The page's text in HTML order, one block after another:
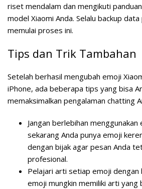
riset mendalam dan mengikuti
model Xiaomi Anda. Selalu backup
memulai proses ini.
Tips dan Trik Tambahan
Setelah berhasil mengubah emoji
iPhone, ada beberapa tips yang bisa
memaksimalkan pengalaman chatting
Jangan berlebihan menggunakan
sekarang Anda punya emoji
dengan bijak agar pesan Anda
profesional.
Pelajari arti setiap emoji dengan
emoji mungkin memiliki arti yang